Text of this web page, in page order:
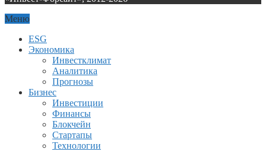
Меню
ESG
Экономика
Инвестклимат
Аналитика
Прогнозы
Бизнес
Инвестиции
Финансы
Блокчейн
Стартапы
Технологии